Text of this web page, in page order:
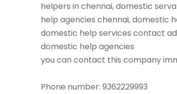
helpers in chennai, domestic
help agencies chennai, domestic
domestic help services contact
domestic help agencies
you can contact this company
Phone number: 9362229993